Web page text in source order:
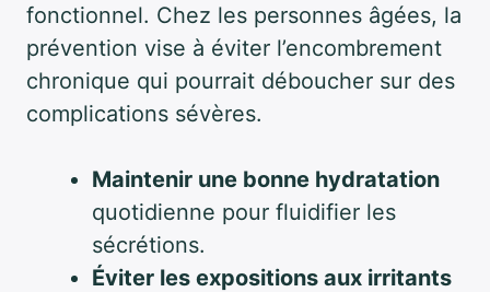
fonctionnel. Chez les personnes âgées, la
prévention vise à éviter l’encombrement
chronique qui pourrait déboucher sur des
complications sévères.
Maintenir une bonne hydratation
quotidienne pour fluidifier les
sécrétions.
Éviter les expositions aux irritants